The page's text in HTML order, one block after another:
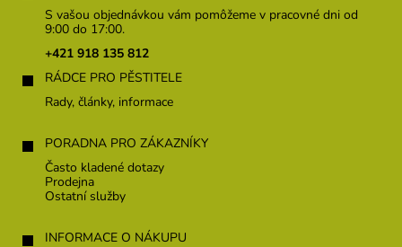
S vašou objednávkou vám pomôžeme v pracovné dni od
9:00 do 17:00.
+421 918 135 812
RÁDCE PRO PĚSTITELE
Rady, články, informace
PORADNA PRO ZÁKAZNÍKY
Často kladené dotazy
Prodejna
Ostatní služby
INFORMACE O NÁKUPU